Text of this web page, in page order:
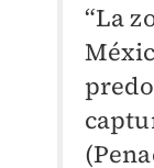
“La